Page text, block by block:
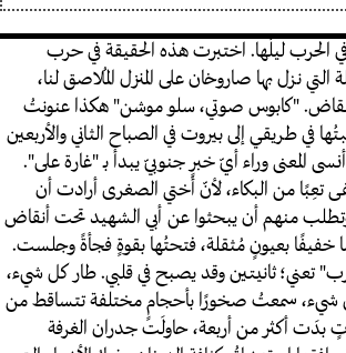
الحرب ليلُها. اختبرت هذه الحقيقة في حرب
التي نزل بها صاروخان على المنزل المُلاصق لنا،
"كابوس صوتي، سلو موشن" هكذا عنونتُ
في طريقي إلى بيروت في الصباح الثاني والأربعين
حتى لا أنسى المعنى وراء أيّ خبرٍ جنوبيّ يبدأ بـ "غارة على".
تعِبًا من البكاء، لأنّ أختي الصغرى أرادت أن
منهم أن يبحثوا عن أبي الشهيد تحت أنقاض
خفيفًا بعيونٍ مُثقلة، فتحتُها بقوةٍ فجأةً وجلست.
تعني؛ ثانيتين وقد يصبح في قلبي. طار كل شيء،
شيء، سمعتُ صخورًا بأحجامٍ مختلفة تتساقط من
بدَت أكثر من أربعة، حاولَت جدران الغرفة